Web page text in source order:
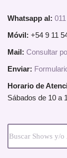
Whatsapp al:
Móvil: +54 9 11
Mail: Consultar
Enviar:
Horario de
Sábados de 10 a